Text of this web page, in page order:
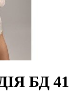
БД 41